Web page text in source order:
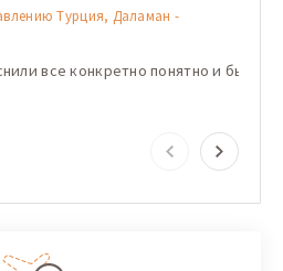
Турция, Даламан -
все конкретно понятно и быстро